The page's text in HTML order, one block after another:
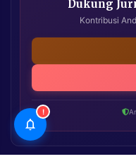
Dukung
Kontribusi
!